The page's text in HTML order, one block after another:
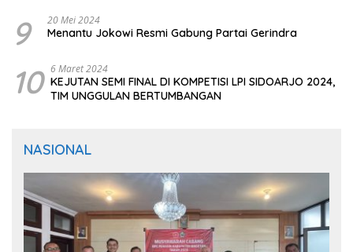
9 20 Mei 2024
Menantu Jokowi Resmi Gabung Partai Gerindra
10 6 Maret 2024
KEJUTAN SEMI FINAL DI KOMPETISI LPI SIDOARJO 2024,
TIM UNGGULAN BERTUMBANGAN
NASIONAL